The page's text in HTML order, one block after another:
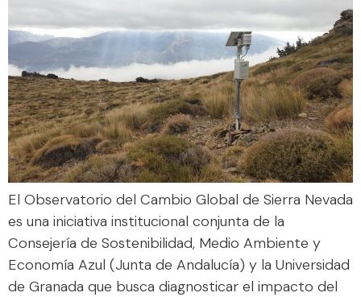
El Observatorio del Cambio Global de Sierra Nevada
es una iniciativa institucional conjunta de la
Consejería de Sostenibilidad, Medio Ambiente y
Economía Azul (Junta de Andalucía) y la Universidad
de Granada que busca diagnosticar el impacto del